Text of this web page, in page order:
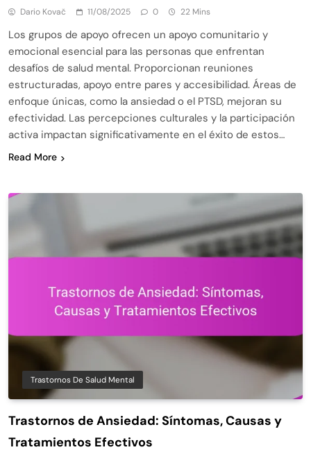
Dario Kovač 11/08/2025 0 22 Mins
Los grupos de apoyo ofrecen un apoyo comunitario y
emocional esencial para las personas que enfrentan
desafíos de salud mental. Proporcionan reuniones
estructuradas, apoyo entre pares y accesibilidad. Áreas de
enfoque únicas, como la ansiedad o el PTSD, mejoran su
efectividad. Las percepciones culturales y la participación
activa impactan significativamente en el éxito de estos…
Read More
Trastornos De Salud Mental
Trastornos de Ansiedad: Síntomas, Causas y
Tratamientos Efectivos